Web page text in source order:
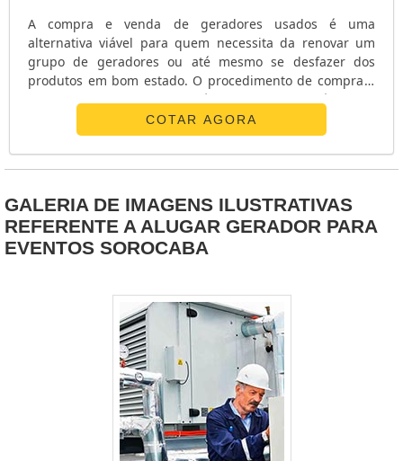
A compra e venda de geradores usados é uma
alternativa viável para quem necessita da renovar um
grupo de geradores ou até mesmo se desfazer dos
produtos em bom estado. O procedimento de compra e
venda acontece depois que é realizada uma análise dos
equipamentos,verificando assim, quais manutenções são
requeridas, assim como se há necessidade de
substituição de peças.Especificações presentes no
serviçoAlém do benefício para os consumidores que se
COTAR AGORA
GALERIA DE IMAGENS ILUSTRATIVAS
REFERENTE A ALUGAR GERADOR PARA
EVENTOS SOROCABA